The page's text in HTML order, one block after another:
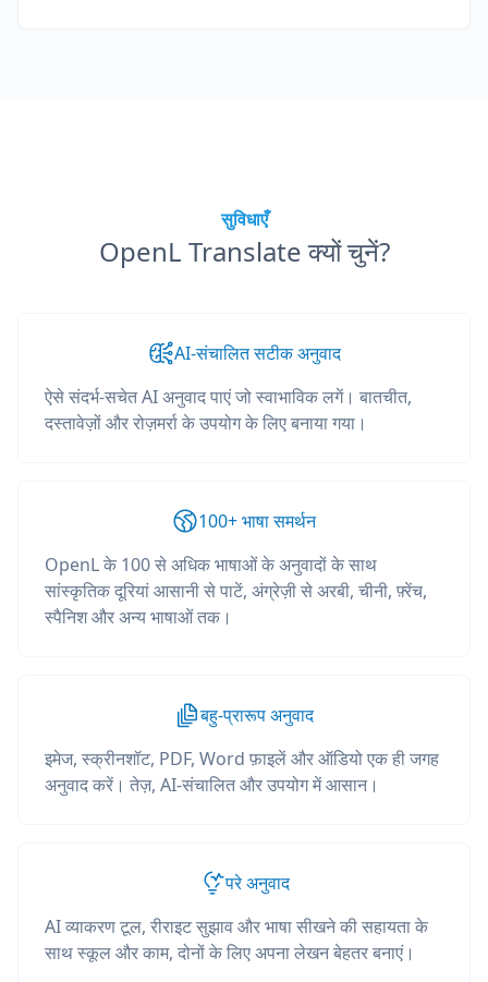
सुविधाएँ
OpenL Translate क्यों चुनें?
AI-संचालित सटीक अनुवाद
ऐसे संदर्भ-सचेत AI अनुवाद पाएं जो स्वाभाविक लगें। बातचीत,
दस्तावेज़ों और रोज़मर्रा के उपयोग के लिए बनाया गया।
100+ भाषा समर्थन
OpenL के 100 से अधिक भाषाओं के अनुवादों के साथ
सांस्कृतिक दूरियां आसानी से पाटें, अंग्रेज़ी से अरबी, चीनी, फ़्रेंच,
स्पैनिश और अन्य भाषाओं तक।
बहु-प्रारूप अनुवाद
इमेज, स्क्रीनशॉट, PDF, Word फ़ाइलें और ऑडियो एक ही जगह
अनुवाद करें। तेज़, AI-संचालित और उपयोग में आसान।
परे अनुवाद
AI व्याकरण टूल, रीराइट सुझाव और भाषा सीखने की सहायता के
साथ स्कूल और काम, दोनों के लिए अपना लेखन बेहतर बनाएं।